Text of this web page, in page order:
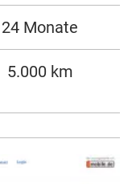
24 Monate
5.000 km